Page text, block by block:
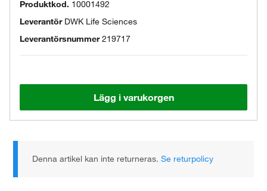
Produktkod. 10001492
Leverantör DWK Life Sciences
Leverantörsnummer 219717
Lägg i varukorgen
Denna artikel kan inte returneras.Se returpolicy